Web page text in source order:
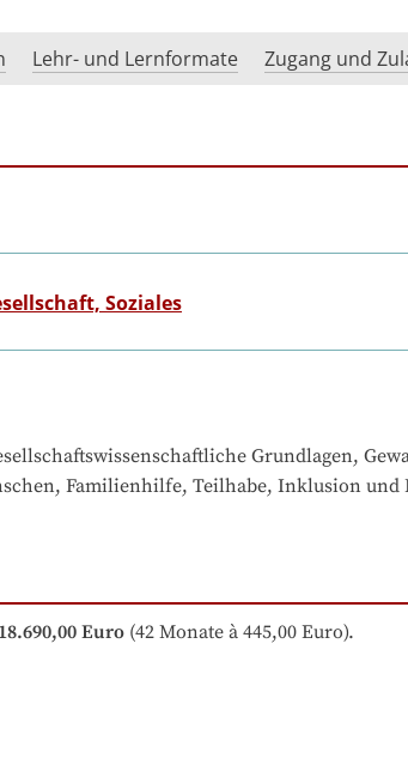
Lehr- und Lernformate Zugang und
Soziales
Grundlagen,
Familienhilfe, Teilhabe, Inklusion und
18.690,00 Euro (42 Monate à 445,00 Euro).